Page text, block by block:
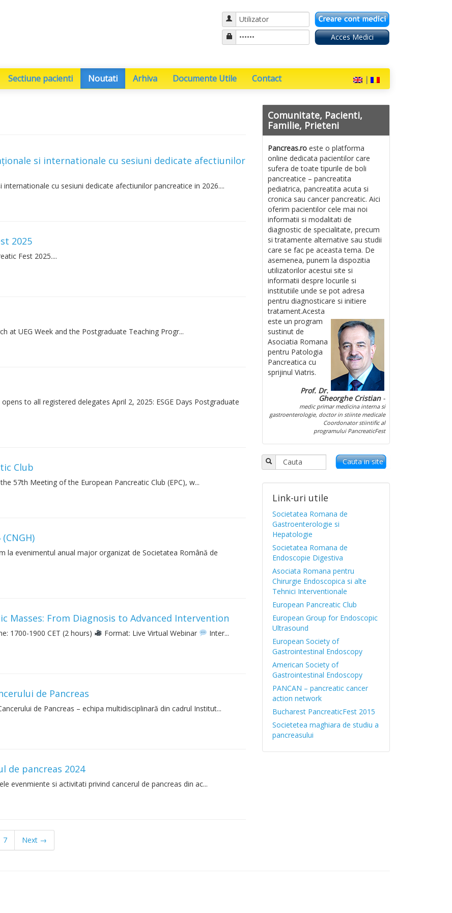
Sectiune pacienti Noutati Arhiva Documente Utile Contact |
si internationale cu sesiuni dedicate afectiunilor
cu sesiuni dedicate afectiunilor pancreatice in 2026....
2025
Fest 2025....
at UEG Week and the Postgraduate Teaching Progr...
to all registered delegates April 2, 2025: ESGE Days Postgraduate
Club
57th Meeting of the European Pancreatic Club (EPC), w...
la evenimentul anual major organizat de Societatea Română de
Masses: From Diagnosis to Advanced Intervention
1700-1900 CET (2 hours) Format: Live Virtual Webinar
Inter...
de Pancreas
de Pancreas – echipa multidisciplinară din cadrul Institut...
de pancreas 2024
evenmiente si activitati privind cancerul de pancreas din ac...
7 Next →
Comunitate, Pacienti,
Familie, Prieteni
Pancreas.roeste o platforma
online dedicata pacientilor care
sufera de toate tipurile de boli
pancreatice – pancreatita
pediatrica, pancreatita acuta si
cronica sau cancer pancreatic. Aici
oferim pacientilor cele mai noi
informatii si modalitati de
diagnostic de specialitate, precum
si tratamente alternative sau studii
care se fac pe aceasta tema. De
asemenea, punem la dispozitia
utilizatorilor acestui site si
informatii despre locurile si
institutiile unde se pot adresa
pentru diagnosticare si initiere
tratament.Acesta
este un program
sustinut de
Asociatia Romana
pentru Patologia
Pancreatica cu
sprijinul Viatris.
Prof. Dr.
Gheorghe Cristian-
medic primar medicina interna si
gastroenterologie, doctor in stiinte medicale
Coordonator stiintific al
programului PancreaticFest
Cauta in site
Link-uri utile
Societatea Romana de
Gastroenterologie si
Hepatologie
Societatea Romana de
Endoscopie Digestiva
Asociata Romana pentru
Chirurgie Endoscopica si alte
Tehnici Interventionale
European Pancreatic Club
European Group for Endoscopic
Ultrasound
European Society of
Gastrointestinal Endoscopy
American Society of
Gastrointestinal Endoscopy
PANCAN – pancreatic cancer
action network
Bucharest PancreaticFest 2015
Societetea maghiara de studiu a
pancreasului